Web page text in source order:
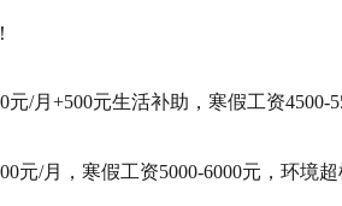
元/月+500元生活补助，寒假工资
元/月，寒假工资5000-6000元，环境